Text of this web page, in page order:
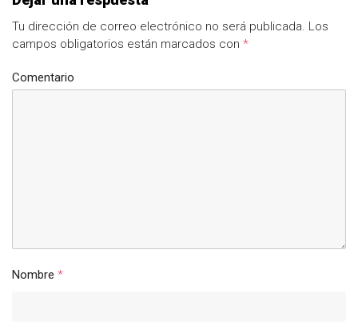
Tu dirección de correo electrónico no será publicada. Los
campos obligatorios están marcados con *
Comentario
Nombre *